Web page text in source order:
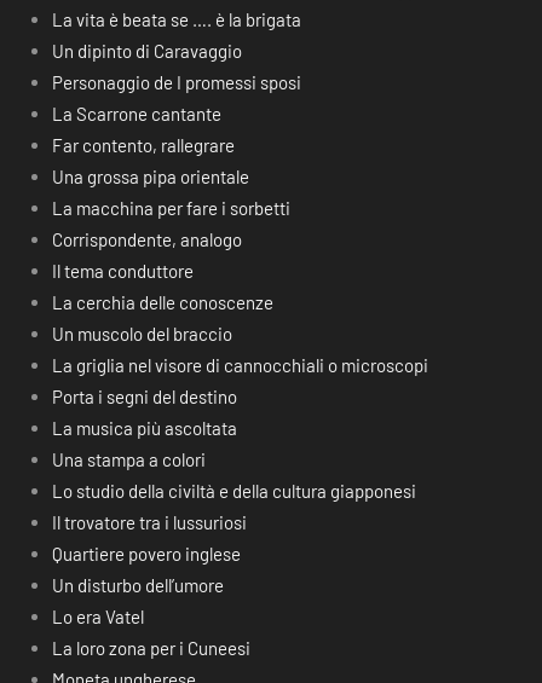
La vita è beata se …. è la brigata
Un dipinto di Caravaggio
Personaggio de I promessi sposi
La Scarrone cantante
Far contento, rallegrare
Una grossa pipa orientale
La macchina per fare i sorbetti
Corrispondente, analogo
Il tema conduttore
La cerchia delle conoscenze
Un muscolo del braccio
La griglia nel visore di cannocchiali o microscopi
Porta i segni del destino
La musica più ascoltata
Una stampa a colori
Lo studio della civiltà e della cultura giapponesi
Il trovatore tra i lussuriosi
Quartiere povero inglese
Un disturbo dell’umore
Lo era Vatel
La loro zona per i Cuneesi